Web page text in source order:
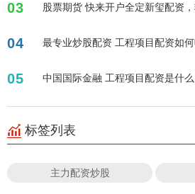
03 股票期货 快来开户全定新玺配资
04 最专业炒股配资 工程项目配资如
05 中国国际金融 工程项目配资是什么
标签列表
主力配资炒股